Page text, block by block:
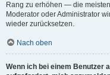
Rang zu erhöhen — die
Moderator oder Administrator
wieder zurücksetzen.
Nach oben
Wenn ich bei einem Benutzer